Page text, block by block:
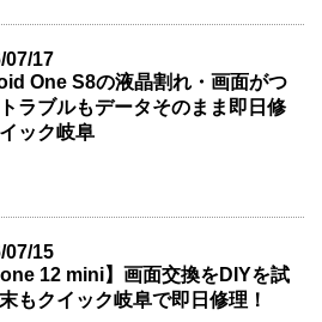
07/17
One S8の液晶割れ・画面がつ
ラブルもデータそのまま即日修
ック岐阜
07/15
12 mini】画面交換をDIYを試
もクイック岐阜で即日修理！